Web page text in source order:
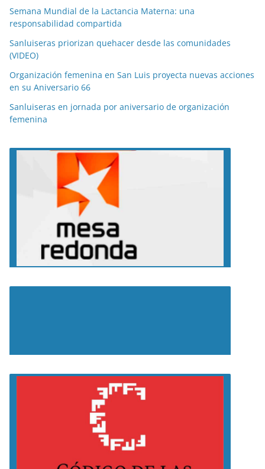
Semana Mundial de la Lactancia Materna: una
responsabilidad compartida
Sanluiseras priorizan quehacer desde las comunidades
(VIDEO)
Organización femenina en San Luis proyecta nuevas acciones
en su Aniversario 66
Sanluiseras en jornada por aniversario de organización
femenina